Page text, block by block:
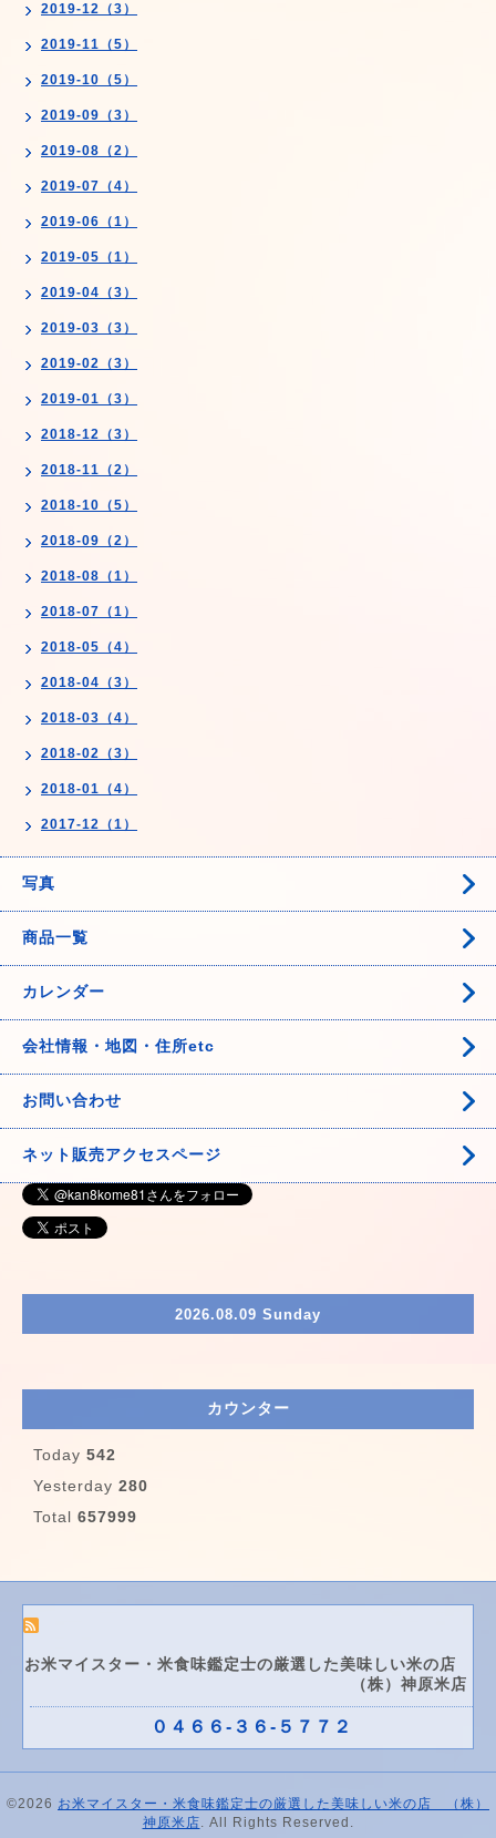
2019-12（3）
2019-11（5）
2019-10（5）
2019-09（3）
2019-08（2）
2019-07（4）
2019-06（1）
2019-05（1）
2019-04（3）
2019-03（3）
2019-02（3）
2019-01（3）
2018-12（3）
2018-11（2）
2018-10（5）
2018-09（2）
2018-08（1）
2018-07（1）
2018-05（4）
2018-04（3）
2018-03（4）
2018-02（3）
2018-01（4）
2017-12（1）
写真
商品一覧
カレンダー
会社情報・地図・住所etc
お問い合わせ
ネット販売アクセスページ
2026.08.09 Sunday
カウンター
Today 542
Yesterday 280
Total 657999
お米マイスター・米食味鑑定士の厳選した美味しい米の店
（株）神原米店
０４６６-３６-５７７２
©2026 お米マイスター・米食味鑑定士の厳選した美味しい米の店 （株）
神原米店. All Rights Reserved.